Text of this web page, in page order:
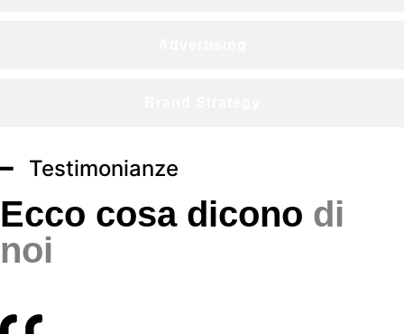
━ Testimonianze
Ecco cosa dicono di
noi